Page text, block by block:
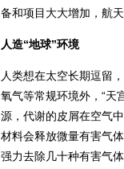
备和项目大大增加，航
人造“地球”环境
人类想在太空长期逗留
氧气等常规环境外，“天
源，代谢的皮屑在空气
材料会释放微量有害气
强力去除几十种有害气